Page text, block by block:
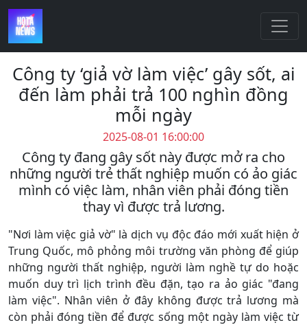
Công ty ‘giả vờ làm việc’ gây sốt, ai
đến làm phải trả 100 nghìn đồng
mỗi ngày
2025-08-01 16:00:00
Công ty đang gây sốt này được mở ra cho
những người trẻ thất nghiệp muốn có ảo giác
mình có việc làm, nhân viên phải đóng tiền
thay vì được trả lương.
"Nơi làm việc giả vờ" là dịch vụ độc đáo mới xuất hiện ở
Trung Quốc, mô phỏng môi trường văn phòng để giúp
những người thất nghiệp, người làm nghề tự do hoặc
muốn duy trì lịch trình đều đặn, tạo ra ảo giác "đang
làm việc". Nhân viên ở đây không được trả lương mà
còn phải đóng tiền để được sống một ngày làm việc từ